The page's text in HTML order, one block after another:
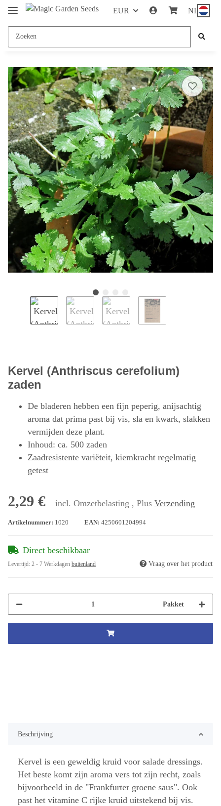
EUR NL
Kervel (Anthriscus cerefolium)
zaden
De bladeren hebben een fijn peperig, anijsachtig
aroma dat prima past bij vis, sla en kwark, slakken
vermijden deze plant.
Inhoud: ca. 500 zaden
Zaadresistente variëteit, kiemkracht regelmatig
getest
2,29 € incl. Omzetbelasting , Plus Verzending
Artikelnummer: 1020 EAN: 4250601204994
Direct beschikbaar
Levertijd: 2 - 7 Werkdagen buitenland Vraag over het product
Pakket
Beschrijving
Kervel is een geweldig kruid voor salade dressings.
Het beste komt zijn aroma vers tot zijn recht, zoals
bijvoorbeeld in de "Frankfurter groene saus". Ook
past het vitamine C rijke kruid uitstekend bij vis.